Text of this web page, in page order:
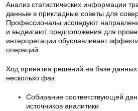
Анализ статистических информации
данные в прикладные советы для
Профессионалы исследуют
и выдвигают предположения для
интерпретации обуславливает
операций.
Ход принятия решений на базе данных
несколько фаз:
Собирание соответствующей
источников аналитики